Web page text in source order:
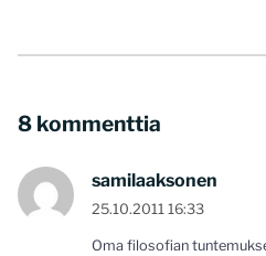
8 kommenttia
samilaaksonen
25.10.2011 16:33
Oma filosofian